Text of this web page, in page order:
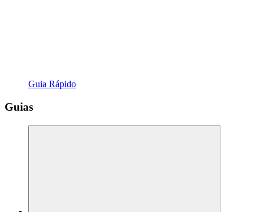
Guia Rápido
Guias